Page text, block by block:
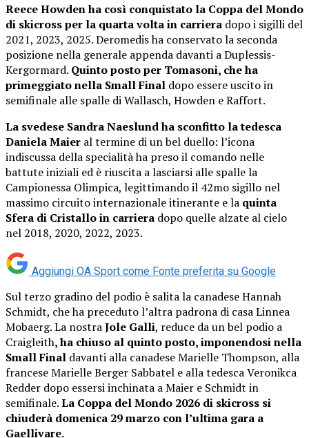
Reece Howden ha così conquistato la Coppa del Mondo
di skicross per la quarta volta in carriera dopo i sigilli del
2021, 2023, 2025. Deromedis ha conservato la seconda
posizione nella generale appenda davanti a Duplessis-
Kergormard. Quinto posto per Tomasoni, che ha
primeggiato nella Small Final dopo essere uscito in
semifinale alle spalle di Wallasch, Howden e Raffort.
La svedese Sandra Naeslund ha sconfitto la tedesca
Daniela Maier al termine di un bel duello: l’icona
indiscussa della specialità ha preso il comando nelle
battute iniziali ed è riuscita a lasciarsi alle spalle la
Campionessa Olimpica, legittimando il 42mo sigillo nel
massimo circuito internazionale itinerante e la quinta
Sfera di Cristallo in carriera dopo quelle alzate al cielo
nel 2018, 2020, 2022, 2023.
Aggiungi OA Sport come Fonte preferita su Google
Sul terzo gradino del podio è salita la canadese Hannah
Schmidt, che ha preceduto l’altra padrona di casa Linnea
Mobaerg. La nostraJole Galli, reduce da un bel podio a
Craigleith, ha chiuso al quinto posto, imponendosi nella
Small Final davanti alla canadese Marielle Thompson, alla
francese Marielle Berger Sabbatel e alla tedesca Veronikca
Redder dopo essersi inchinata a Maier e Schmidt in
semifinale.La Coppa del Mondo 2026 di skicross si
chiuderà domenica 29 marzo con l’ultima gara a
Gaellivare.